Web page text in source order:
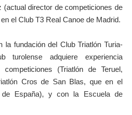
(actual director de competiciones de
el Club T3 Real Canoe de Madrid.
la fundación del Club Triatlón Turia-
adquiere experiencia
(Triatlón de Teruel,
Cros de San Blas, que en el
de España), y con la Escuela de